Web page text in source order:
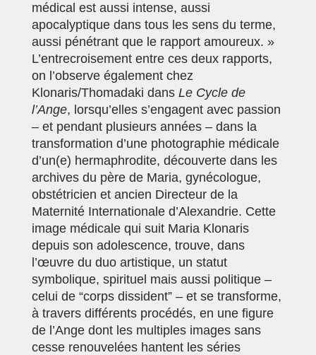
médical est aussi intense, aussi
apocalyptique dans tous les sens du terme,
aussi pénétrant que le rapport amoureux. »
L’entrecroisement entre ces deux rapports,
on l’observe également chez
Klonaris/Thomadaki dans Le Cycle de
l’Ange, lorsqu’elles s’engagent avec passion
– et pendant plusieurs années – dans la
transformation d’une photographie médicale
d’un(e) hermaphrodite, découverte dans les
archives du père de Maria, gynécologue,
obstétricien et ancien Directeur de la
Maternité Internationale d’Alexandrie. Cette
image médicale qui suit Maria Klonaris
depuis son adolescence, trouve, dans
l’œuvre du duo artistique, un statut
symbolique, spirituel mais aussi politique –
celui de “corps dissident” – et se transforme,
à travers différents procédés, en une figure
de l’Ange dont les multiples images sans
cesse renouvelées hantent les séries